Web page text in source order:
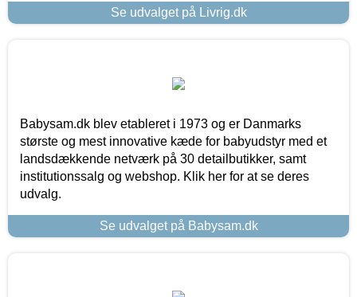
Se udvalget på Livrig.dk
Babysam.dk blev etableret i 1973 og er Danmarks
største og mest innovative kæde for babyudstyr med et
landsdækkende netværk på 30 detailbutikker, samt
institutionssalg og webshop. Klik her for at se deres
udvalg.
Se udvalget på Babysam.dk